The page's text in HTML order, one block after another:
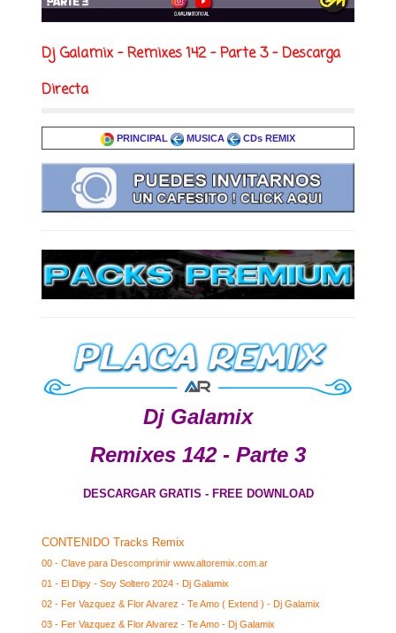
Dj Galamix - Remixes 142 - Parte 3 - Descarga
Directa
PRINCIPAL MUSICA CDs REMIX
Dj Galamix
Remixes 142 - Parte 3
DESCARGAR GRATIS - FREE DOWNLOAD
CONTENIDO Tracks Remix
00 - Clave para Descomprimir www.altoremix.com.ar
01 - El Dipy - Soy Soltero 2024 - Dj Galamix
02 - Fer Vazquez & Flor Alvarez - Te Amo ( Extend ) - Dj Galamix
03 - Fer Vazquez & Flor Alvarez - Te Amo - Dj Galamix